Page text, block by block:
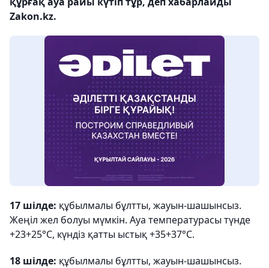
Zakon.kz.
17 шілде: құбылмалы бұлтты, жауын-шашынсыз.
Жеңіл жел болуы мүмкін. Ауа температурасы түнде
+23+25°C, күндіз қатты ыстық +35+37°C.
18 шілде: құбылмалы бұлтты, жауын-шашынсыз.